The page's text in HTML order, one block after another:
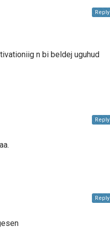
n bi beldej uguhud
Reply
Reply
Reply